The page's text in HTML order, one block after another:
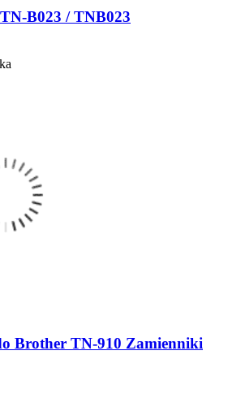
B023 / TNB023
Brother TN-910 Zamienniki